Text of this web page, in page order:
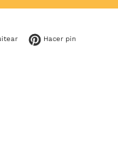
en Facebook
Tuitear en Twitter
Hacer pinPinear en